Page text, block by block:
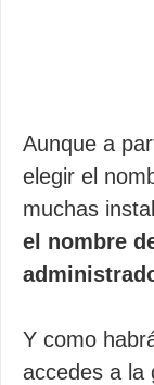
Aunque a
elegir el
muchas
el nombre
Y como
accedes a la